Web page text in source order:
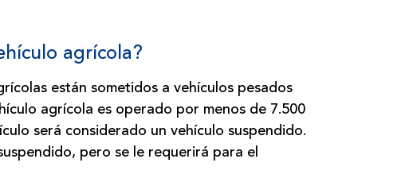
agrícola?
están sometidos a vehículos pesados
agrícola es operado por menos de 7.500
será considerado un vehículo suspendido.
pero se le requerirá para el